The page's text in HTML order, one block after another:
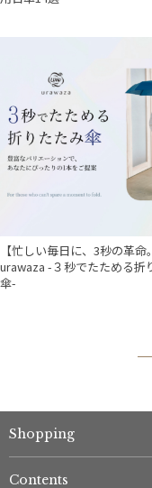
件
【忙しい毎日に、3秒の革命
urawaza -３秒でたためる折
傘-
Shopping
Contents